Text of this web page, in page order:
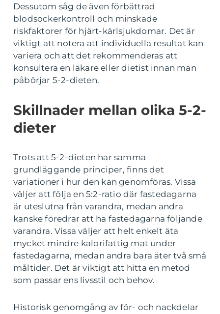
Dessutom såg de även förbättrad
blodsockerkontroll och minskade
riskfaktorer för hjärt-kärlsjukdomar. Det är
viktigt att notera att individuella resultat kan
variera och att det rekommenderas att
konsultera en läkare eller dietist innan man
påbörjar 5-2-dieten.
Skillnader mellan olika 5-2-
dieter
Trots att 5-2-dieten har samma
grundläggande principer, finns det
variationer i hur den kan genomföras. Vissa
väljer att följa en 5:2-ratio där fastedagarna
är uteslutna från varandra, medan andra
kanske föredrar att ha fastedagarna följande
varandra. Vissa väljer att helt enkelt äta
mycket mindre kalorifattig mat under
fastedagarna, medan andra bara äter två små
måltider. Det är viktigt att hitta en metod
som passar ens livsstil och behov.
Historisk genomgång av för- och nackdelar